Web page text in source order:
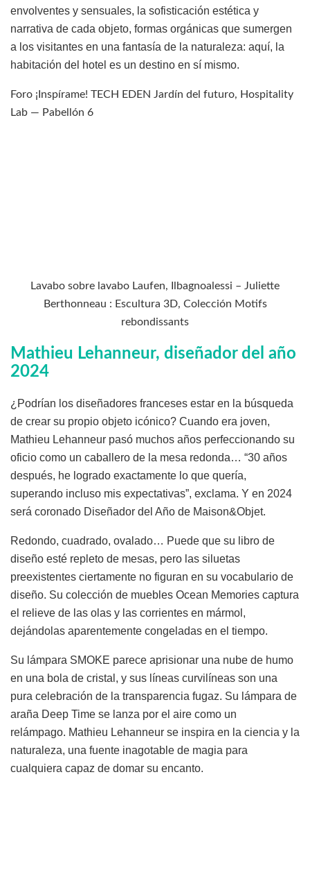
envolventes y sensuales, la sofisticación estética y
narrativa de cada objeto, formas orgánicas que sumergen
a los visitantes en una fantasía de la naturaleza: aquí, la
habitación del hotel es un destino en sí mismo.
Foro ¡Inspírame! TECH EDEN Jardín del futuro, Hospitality
Lab — Pabellón 6
Lavabo sobre lavabo Laufen, Ilbagnoalessi – Juliette
Berthonneau : Escultura 3D, Colección Motifs
rebondissants
Mathieu Lehanneur, diseñador del año
2024
¿Podrían los diseñadores franceses estar en la búsqueda
de crear su propio objeto icónico? Cuando era joven,
Mathieu Lehanneur pasó muchos años perfeccionando su
oficio como un caballero de la mesa redonda… “30 años
después, he logrado exactamente lo que quería,
superando incluso mis expectativas”, exclama. Y en 2024
será coronado Diseñador del Año de Maison&Objet.
Redondo, cuadrado, ovalado… Puede que su libro de
diseño esté repleto de mesas, pero las siluetas
preexistentes ciertamente no figuran en su vocabulario de
diseño. Su colección de muebles Ocean Memories captura
el relieve de las olas y las corrientes en mármol,
dejándolas aparentemente congeladas en el tiempo.
Su lámpara SMOKE parece aprisionar una nube de humo
en una bola de cristal, y sus líneas curvilíneas son una
pura celebración de la transparencia fugaz. Su lámpara de
araña Deep Time se lanza por el aire como un
relámpago. Mathieu Lehanneur se inspira en la ciencia y la
naturaleza, una fuente inagotable de magia para
cualquiera capaz de domar su encanto.